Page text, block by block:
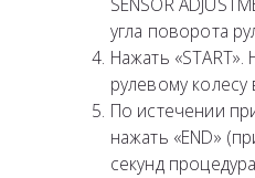
угла поворота
Нажать «START».
рулевому
По истечении
нажать «END»
секунд